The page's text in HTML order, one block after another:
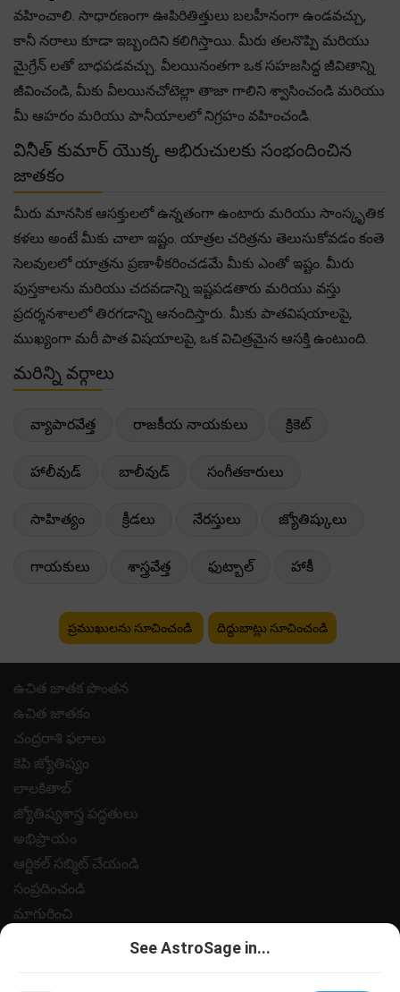
వహించాలి. సాధారణంగా ఊపిరితిత్తులు బలహీనంగా ఉండవచ్చు,
కానీ నరాలు కూడా ఇబ్బందిని కలిగిస్తాయి. మీరు తలనొప్పి మరియు
మైగ్రేన్ లతో బాధపడవచ్చు. వీలయినంతగా ఒక సహజసిద్ధ జీవితాన్ని
జీవించండి, మీకు వీలయినచోటెల్లా తాజా గాలిని శ్వాసించండి మరియు
మీ ఆహరం మరియు పానీయాలలో నిగ్రహం వహించండి.
వినీత్ కుమార్ యొక్క అభిరుచులకు సంభందించిన
జాతకం
మీరు మానసిక ఆసక్తులలో ఉన్నతంగా ఉంటారు మరియు సాంస్కృతిక
కళలు అంటే మీకు చాలా ఇష్టం. యాత్రల చరిత్రను తెలుసుకోవడం కంతె
సెలవులలో యాత్రను ప్రణాళీకరించడమే మీకు ఎంతో ఇష్టం. మీరు
పుస్తకాలను మరియు చదవడాన్ని ఇష్టపడతారు మరియు వస్తు
ప్రదర్శనశాలలో తిరగడాన్ని ఆనందిస్తారు. మీకు పాతవిషయాలపై,
ముఖ్యంగా మరీ పాత విషయాలపై, ఒక విచిత్రమైన ఆసక్తి ఉంటుంది.
మరిన్ని వర్గాలు
వ్యాపారవేత్త రాజకీయ నాయకులు క్రికెట్
హాలీవుడ్ బాలీవుడ్ సంగీతకారులు
సాహిత్యం క్రీడలు నేరస్తులు జ్యోతిష్కులు
గాయకులు శాస్త్రవేత్త ఫుట్బాల్ హాకీ
ప్రముఖులను సూచించండి దిద్దుబాట్లు సూచించండి
ఉచిత జాతక పొంతన
ఉచిత జాతకం
చంద్రరాశి ఫలాలు
కెపి జ్యోతిష్యం
లాలకితాబ్
జ్యోతిష్యశాస్త్ర పద్ధతులు
అభిప్రాయం
ఆర్టికల్ సబ్మిట్ చేయండి
సంప్రదించండి
మాగురించి
See AstroSage in...